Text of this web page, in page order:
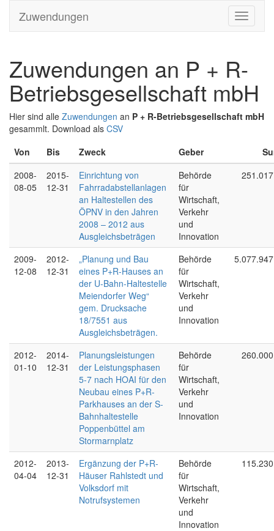
Zuwendungen
Zuwendungen an P + R-
Betriebsgesellschaft mbH
Hier sind alle Zuwendungen an P + R-Betriebsgesellschaft mbH
gesammlt. Download als CSV
Von
Bis Zweck Geber
2008-
08-05
2015-
12-31
Einrichtung von
Fahrradabstellanlagen
an Haltestellen des
ÖPNV in den Jahren
2008 – 2012 aus
Ausgleichsbeträgen
Behörde
für
Wirtschaft,
Verkehr
und
Innovation
2009-
12-08
2012-
12-31
„Planung und Bau
eines P+R-Hauses an
der U-Bahn-Haltestelle
Meiendorfer Weg“
gem. Drucksache
18/7551 aus
Ausgleichsbeträgen.
Behörde
für
Wirtschaft,
Verkehr
und
Innovation
2012-
01-10
2014-
12-31
Planungsleistungen
der Leistungsphasen
5-7 nach HOAI für den
Neubau eines P+R-
Parkhauses an der S-
Bahnhaltestelle
Poppenbüttel am
Stormarnplatz
Behörde
für
Wirtschaft,
Verkehr
und
Innovation
2012-
04-04
2013-
12-31
Ergänzung der P+R-
Häuser Rahlstedt und
Volksdorf mit
Notrufsystemen
Behörde
für
Wirtschaft,
Verkehr
und
Innovation